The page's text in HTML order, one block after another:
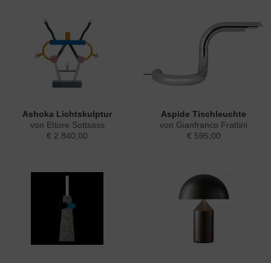
Ashoka Lichtskulptur
von Ettore Sottsass
€ 2.840,00
Aspide Tischleuchte
von Gianfranco Frattini
€ 595,00